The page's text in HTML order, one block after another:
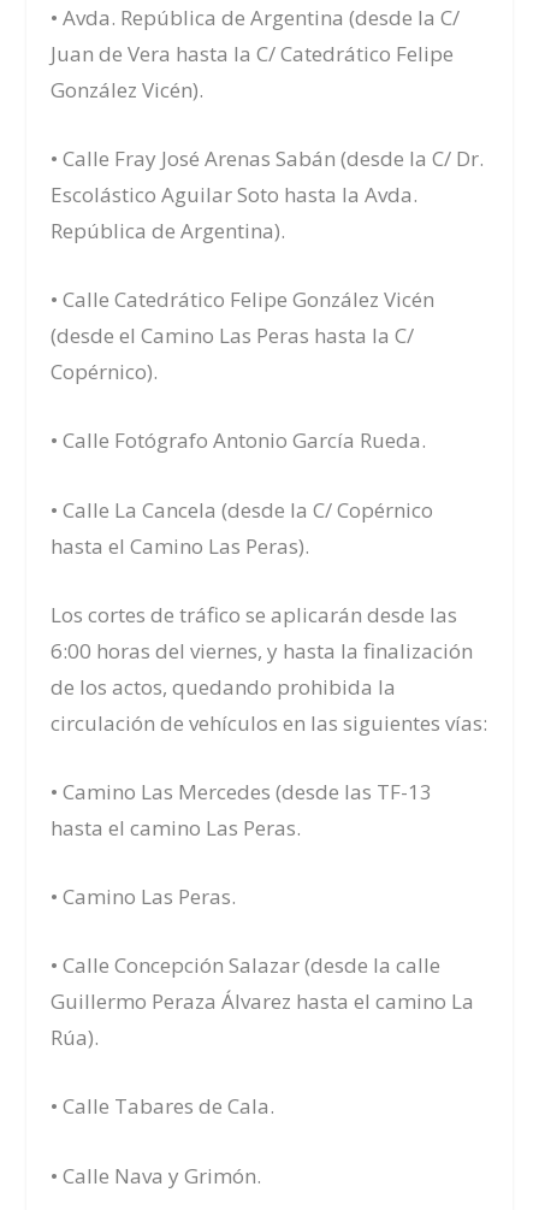
• Avda. República de Argentina (desde la C/
Juan de Vera hasta la C/ Catedrático Felipe
González Vicén).
• Calle Fray José Arenas Sabán (desde la C/ Dr.
Escolástico Aguilar Soto hasta la Avda.
República de Argentina).
• Calle Catedrático Felipe González Vicén
(desde el Camino Las Peras hasta la C/
Copérnico).
• Calle Fotógrafo Antonio García Rueda.
• Calle La Cancela (desde la C/ Copérnico
hasta el Camino Las Peras).
Los cortes de tráfico se aplicarán desde las
6:00 horas del viernes, y hasta la finalización
de los actos, quedando prohibida la
circulación de vehículos en las siguientes vías:
• Camino Las Mercedes (desde las TF-13
hasta el camino Las Peras.
• Camino Las Peras.
• Calle Concepción Salazar (desde la calle
Guillermo Peraza Álvarez hasta el camino La
Rúa).
• Calle Tabares de Cala.
• Calle Nava y Grimón.